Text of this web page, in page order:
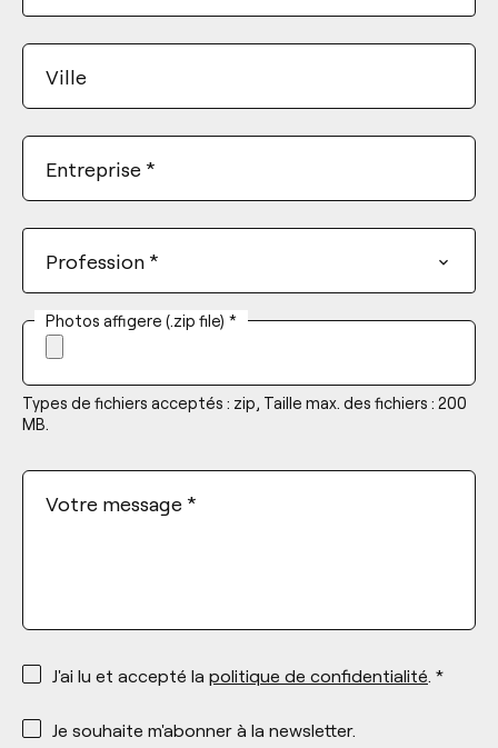
Ville
Entreprise *
Profession *
Photos affigere (.zip file) *
Types de fichiers acceptés : zip, Taille max. des fichiers : 200
MB.
Votre message *
*
J'ai lu et accepté la politique de confidentialité. *
*
Je souhaite m'abonner à la newsletter.